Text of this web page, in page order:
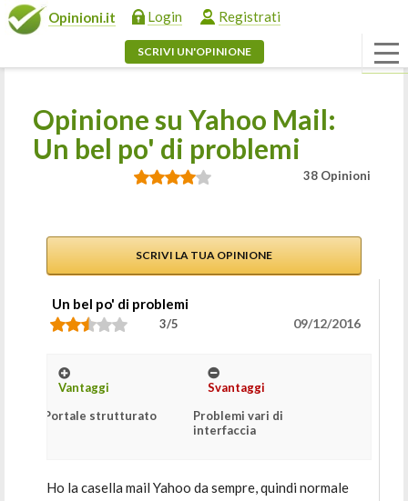
Opinioni.it Login Registrati
SCRIVI UN'OPINIONE
Opinione su Yahoo Mail:
Un bel po' di problemi
38 Opinioni
SCRIVI LA TUA OPINIONE
Un bel po' di problemi
3/5 09/12/2016
Vantaggi
Portale strutturato
Svantaggi
Problemi vari di
interfaccia
Ho la casella mail Yahoo da sempre, quindi normale